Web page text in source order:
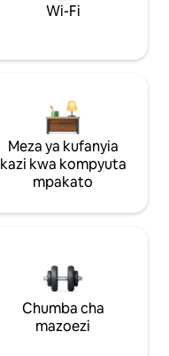
Wi-Fi
Meza ya kufanyia
kazi kwa kompyuta
mpakato
Chumba cha
mazoezi